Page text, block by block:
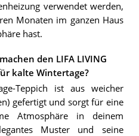
verwendet werden,
Monaten im ganzen Haus
hast.
den LIFA LIVING
kalte Wintertage?
Teppich ist aus weicher
gefertigt und sorgt für eine
Atmosphäre in deinem
Muster und seine